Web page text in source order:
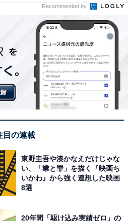
Recommended by
目の連載
東野圭吾や湊かなえだけじゃな
い、「業と罪」を描く『映画ち
いかわ』から強く連想した映画
8選
20年間「駆け込み実績ゼロ」の